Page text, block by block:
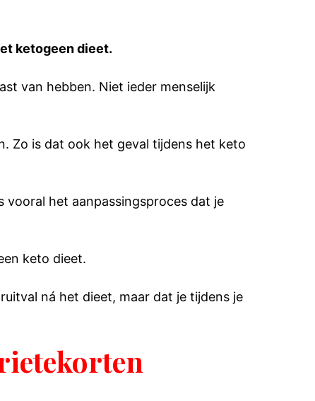
ketogeen dieet.
van hebben. Niet ieder menselijk
Zo is dat ook het geval tijdens het keto
het aanpassingsproces dat je
keto dieet.
ná het dieet, maar dat je tijdens je